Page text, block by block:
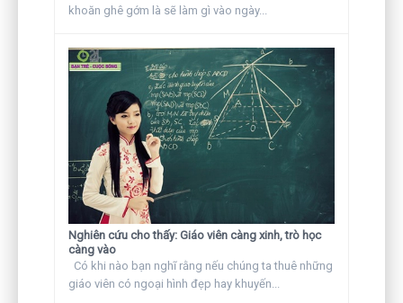
khoăn ghê gớm là sẽ làm gì vào ngày...
Nghiên cứu cho thấy: Giáo viên càng xinh, trò học
càng vào
Có khi nào bạn nghĩ rằng nếu chúng ta thuê những
giáo viên có ngoại hình đẹp hay khuyến...